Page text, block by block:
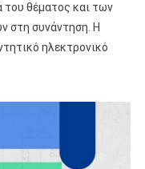
του θέματος και των
στη συνάντηση. Η
ηλεκτρονικό